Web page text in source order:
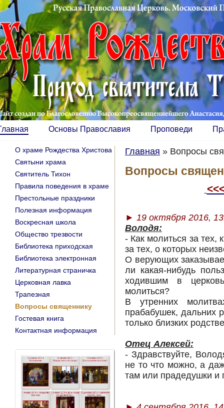
Основы Православия Проповеди
Главная » Вопросы
Вопросы
► 19 октября 2016,
Володя:
- Как молиться за
за тех, о которых
О верующих
ли какая-нибудь
ходившим в
молиться?
В утренних
прабабушек, дальних
только близких
Отец Алексей:
- Здравствуйте,
не то что можно, а
там или прадедушки и
О храме Рождества Христова
Святыни храма
Святитель Тихон
Правила поведения в храме
Престольные праздники
Полезная информация
Воскресная школа
Общество трезвости
Библиотека приходская
Библиотека электронная
Литературная страничка
Церковная лавка
Трапезная
Вопросы священнику
Гостевая книга
Контактная информация